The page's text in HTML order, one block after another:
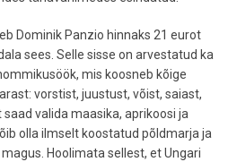
Dominik Panzio hinnaks 21 eurot
sees. Selle sisse on arvestatud ka
mis koosneb kõige
vorstist, juustust, võist, saiast,
valida maasika, aprikoosi ja
olla ilmselt koostatud põldmarja ja
Hoolimata sellest, et Ungari